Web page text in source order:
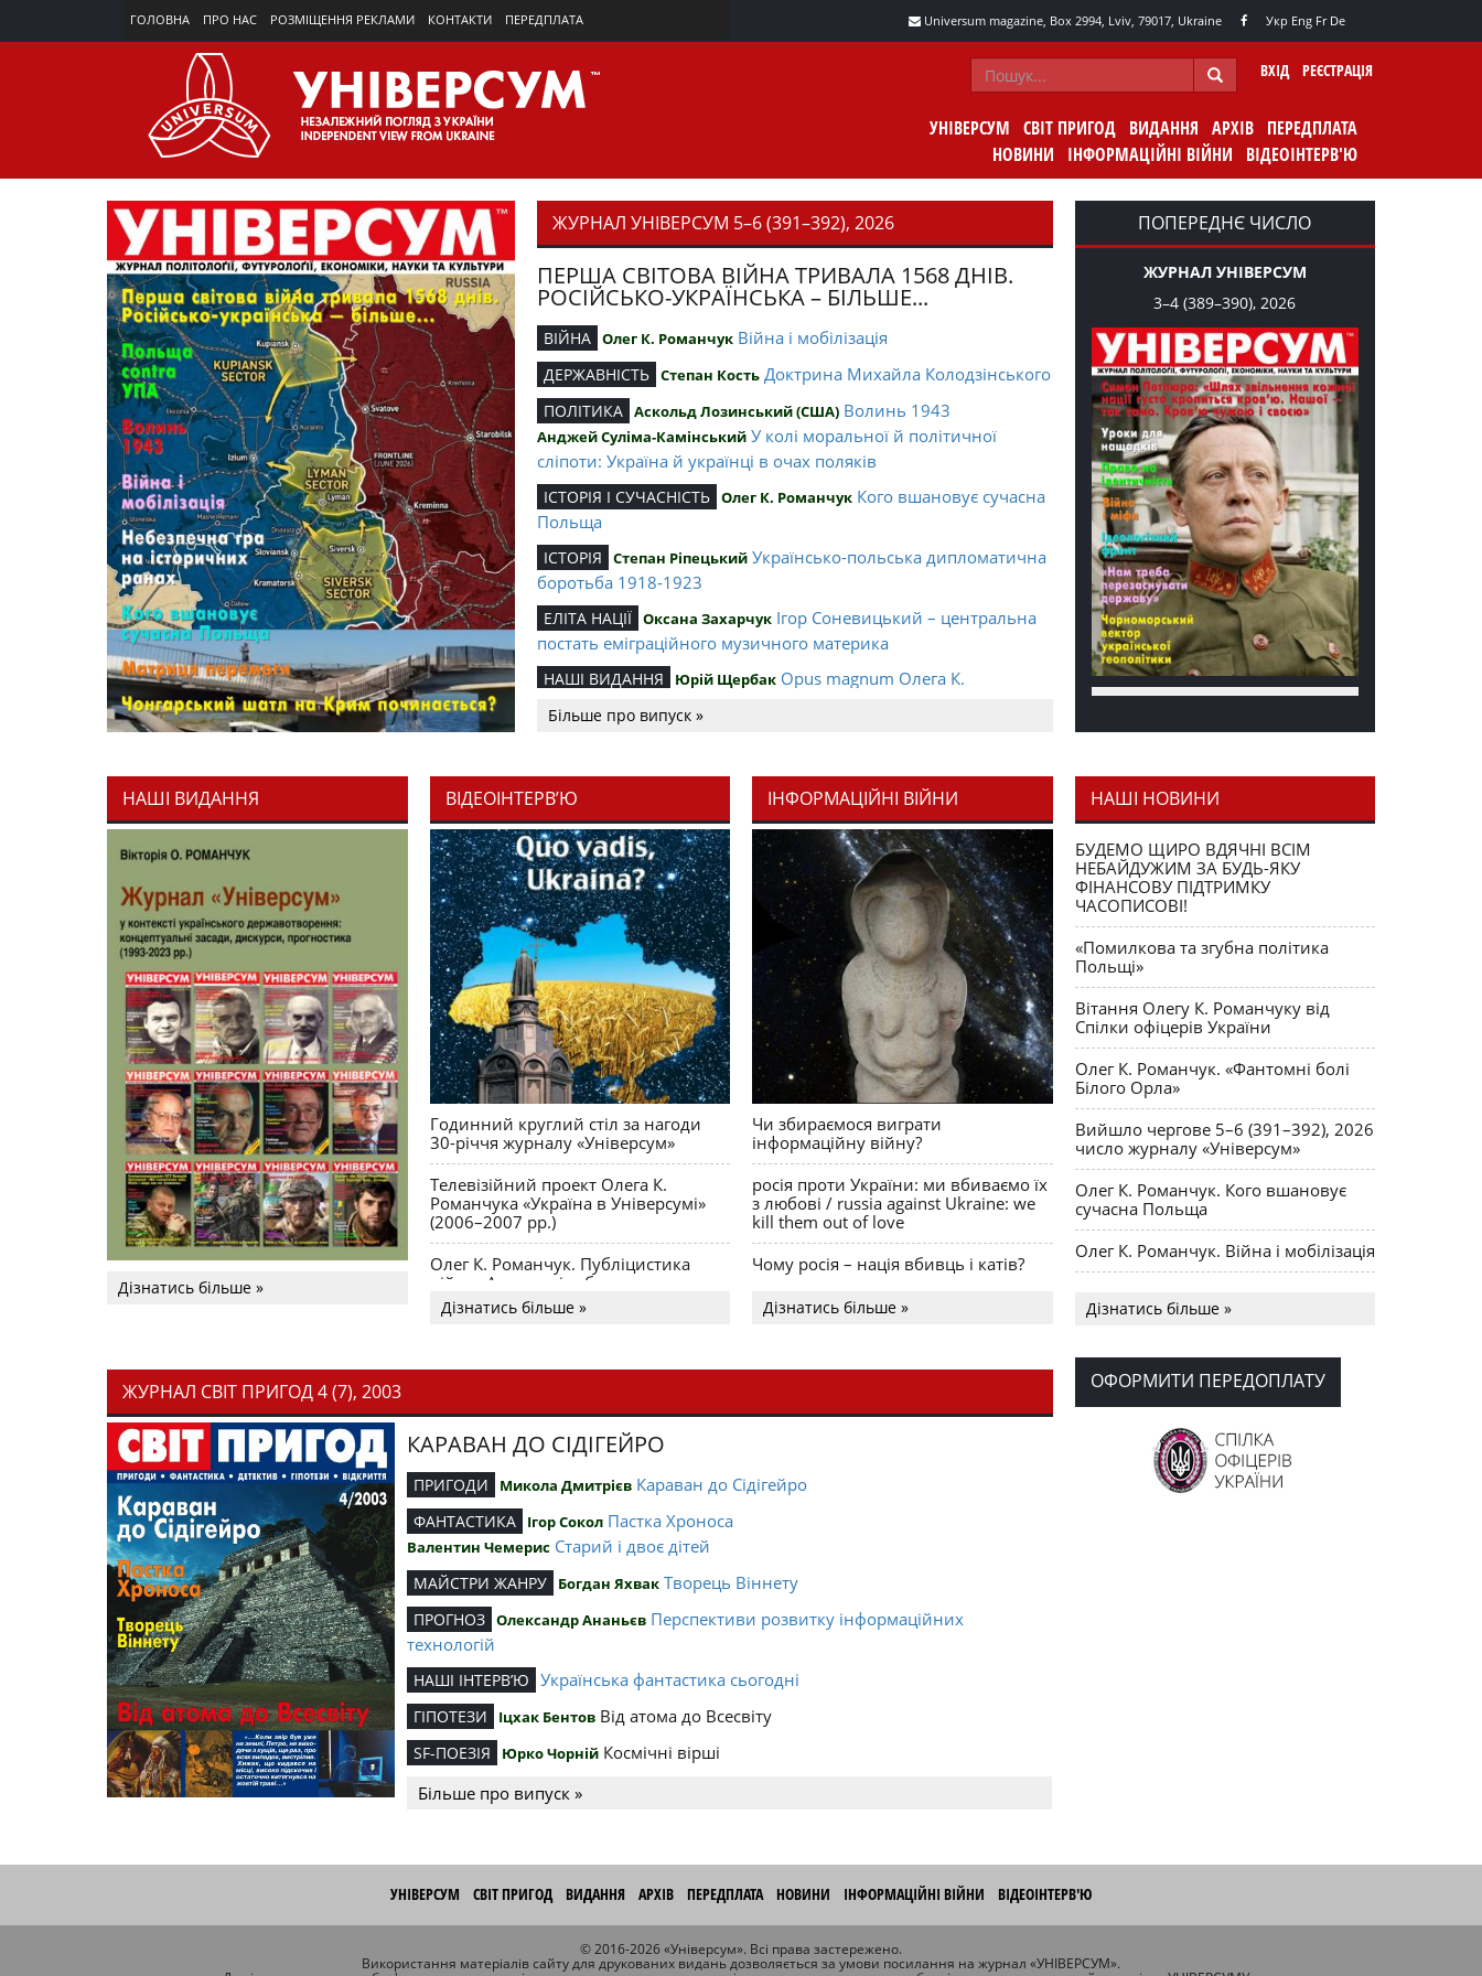
ГОЛОВНА ПРО НАС РОЗМІЩЕННЯ РЕКЛАМИ КОНТАКТИ ПЕРЕДПЛАТА Universum magazine, Box 2994, Lviv, 79017, Ukraine Укр Eng Fr De
ВХІД РЕЄСТРАЦІЯ
УНІВЕРСУМ СВІТ ПРИГОД ВИДАННЯ АРХІВ ПЕРЕДПЛАТА
НОВИНИ
ІНФОРМАЦІЙНІ ВІЙНИ ВІДЕОІНТЕРВ'Ю
ЖУРНАЛ УНІВЕРСУМ 5–6 (391–392), 2026
ПЕРША СВІТОВА ВІЙНА ТРИВАЛА 1568 ДНІВ.
РОСІЙСЬКО-УКРАЇНСЬКА – БІЛЬШЕ...
ВІЙНА Олег К. Романчук Війна і мобілізація
ДЕРЖАВНІСТЬ Степан Кость Доктрина Михайла Колодзінського
ПОЛІТИКА Аскольд Лозинський (США) Волинь 1943
Анджей Суліма-Камінський У колі моральної й політичної
сліпоти: Україна й українці в очах поляків
ІСТОРІЯ І СУЧАСНІСТЬ Олег К. Романчук Кого вшановує сучасна
Польща
ІСТОРІЯ Степан Ріпецький Українсько-польська дипломатична
боротьба 1918-1923
ЕЛІТА НАЦІЇ Оксана Захарчук Ігор Соневицький – центральна
постать еміграційного музичного материка
НАШІ ВИДАННЯ Юрій Щербак Opus magnum Олега К.
Романчука
СЛОВО РЕДАКЦІЙНЕ Олег К. Романчук Журавель і синиця як
уособлення української політстратегії й тактики
Більше про випуск »
ПОПЕРЕДНЄ ЧИСЛО
ЖУРНАЛ УНІВЕРСУМ
3–4 (389–390), 2026
НАШІ ВИДАННЯ
Дізнатись більше »
ВІДЕОІНТЕРВ’Ю
Годинний круглий стіл за нагоди
30-річчя журналу «Універсум»
Телевізійний проект Олега К.
Романчука «Україна в Універсумі»
(2006–2007 рр.)
Олег К. Романчук. Публіцистика
війни. Акценти і табу
Дізнатись більше »
ІНФОРМАЦІЙНІ ВІЙНИ
Чи збираємося виграти
інформаційну війну?
росія проти України: ми вбиваємо їх
з любові / russia against Ukraine: we
kill them out of love
Чому росія – нація вбивць і катів?
Дізнатись більше »
НАШІ НОВИНИ
БУДЕМО ЩИРО ВДЯЧНІ ВСІМ
НЕБАЙДУЖИМ ЗА БУДЬ-ЯКУ
ФІНАНСОВУ ПІДТРИМКУ
ЧАСОПИСОВІ!
«Помилкова та згубна політика
Польщі»
Вітання Олегу К. Романчуку від
Спілки офіцерів України
Олег К. Романчук. «Фантомні болі
Білого Орла»
Вийшло чергове 5–6 (391–392), 2026
число журналу «Універсум»
Олег К. Романчук. Кого вшановує
сучасна Польща
Олег К. Романчук. Війна і мобілізація
долучилися до найбільшої
День Вишиванки в Норт Порті
OPUS MAGNUM Олега К. Романчука
Дізнатись більше »
ЖУРНАЛ СВІТ ПРИГОД 4 (7), 2003
КАРАВАН ДО СІДІГЕЙРО
ПРИГОДИ Микола Дмитрієв Караван до Сідігейро
ФАНТАСТИКА Ігор Сокол Пастка Хроноса
Валентин Чемерис Старий і двоє дітей
МАЙСТРИ ЖАНРУ Богдан Яхвак Творець Віннету
ПРОГНОЗ Олександр Ананьєв Перспективи розвитку інформаційних
технологій
НАШІ ІНТЕРВ’Ю Українська фантастика сьогодні
ГІПОТЕЗИ Іцхак Бентов Від атома до Всесвіту
SF-ПОЕЗІЯ Юрко Чорній Космічні вірші
Більше про випуск »
ОФОРМИТИ ПЕРЕДОПЛАТУ
УНІВЕРСУМ СВІТ ПРИГОД ВИДАННЯ АРХІВ ПЕРЕДПЛАТА НОВИНИ ІНФОРМАЦІЙНІ ВІЙНИ ВІДЕОІНТЕРВ'Ю
© 2016-2026 «Універсум». Всі права застережено.
Використання матеріалів сайту для друкованих видань дозволяється за умови посилання на журнал «УНІВЕРСУМ».